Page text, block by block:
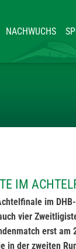
NACHWUCHS
IM
im
vier
erst
in der zweiten